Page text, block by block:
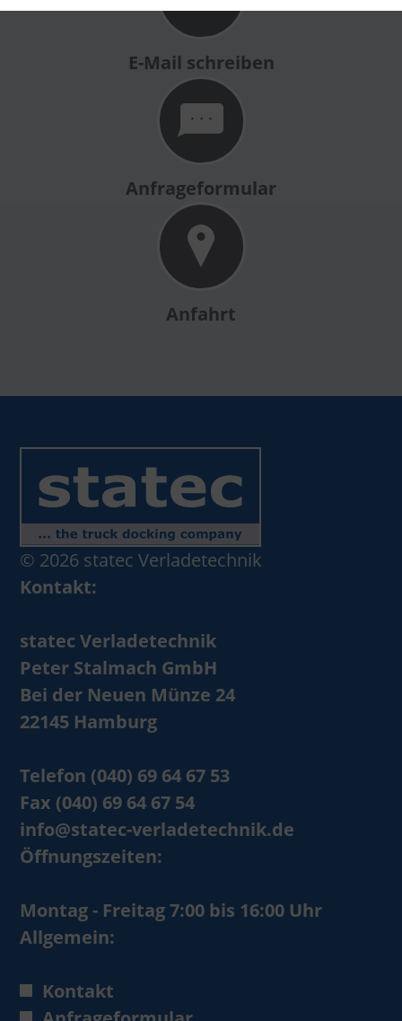
E-Mail schreiben
Anfrageformular
Anfahrt
© 2026 statec Verladetechnik
Kontakt:
statec Verladetechnik
Peter Stalmach GmbH
Bei der Neuen Münze 24
22145 Hamburg
Telefon (040) 69 64 67 53
Fax (040) 69 64 67 54
info@statec-verladetechnik.de
Öffnungszeiten:
Montag - Freitag 7:00 bis 16:00 Uhr
Allgemein:
Kontakt